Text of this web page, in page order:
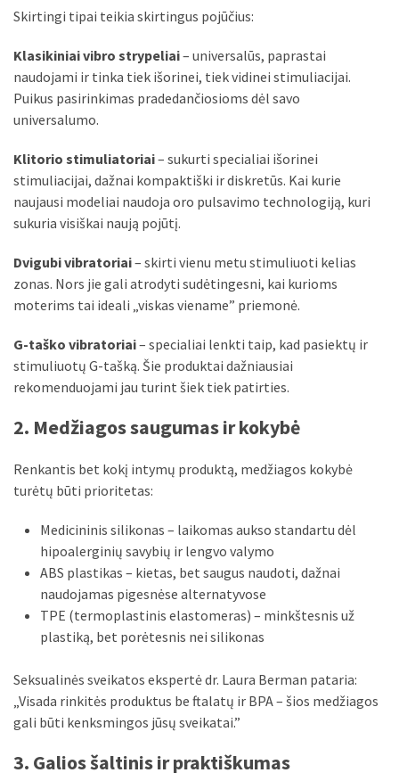
Įdomybės
(28)
Verslas
(20)
(19)
Auto
(13)
Uncategorized
(12)
(6)
Skirtingi tipai teikia skirtingus pojūčius:
Klasikiniai vibro strypeliai– universalūs, paprastai
naudojami ir tinka tiek išorinei, tiek vidinei stimuliacijai.
Puikus pasirinkimas pradedančiosioms dėl savo
universalumo.
Klitorio stimuliatoriai– sukurti specialiai išorinei
stimuliacijai, dažnai kompaktiški ir diskretūs. Kai kurie
naujausi modeliai naudoja oro pulsavimo technologiją, kuri
sukuria visiškai naują pojūtį.
Dvigubi vibratoriai– skirti vienu metu stimuliuoti kelias
zonas. Nors jie gali atrodyti sudėtingesni, kai kurioms
moterims tai ideali „viskas viename” priemonė.
G-taško vibratoriai– specialiai lenkti taip, kad pasiektų ir
stimuliuotų G-tašką. Šie produktai dažniausiai
rekomenduojami jau turint šiek tiek patirties.
2. Medžiagos saugumas ir kokybė
Renkantis bet kokį intymų produktą, medžiagos kokybė
turėtų būti prioritetas:
Medicininis silikonas – laikomas aukso standartu dėl
hipoalerginių savybių ir lengvo valymo
ABS plastikas – kietas, bet saugus naudoti, dažnai
naudojamas pigesnėse alternatyvose
TPE (termoplastinis elastomeras) – minkštesnis už
plastiką, bet porėtesnis nei silikonas
Seksualinės sveikatos ekspertė dr. Laura Berman pataria:
„Visada rinkitės produktus be ftalatų ir BPA – šios medžiagos
gali būti kenksmingos jūsų sveikatai.”
3. Galios šaltinis ir praktiškumas